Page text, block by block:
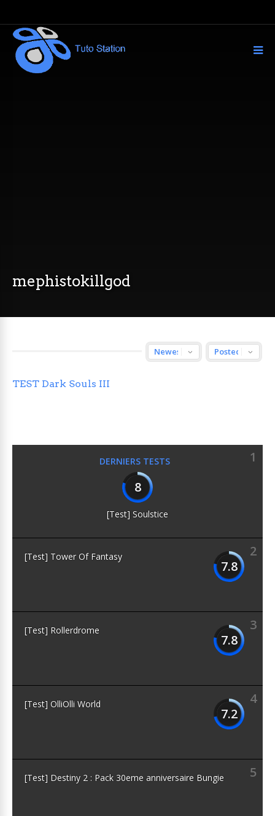
mephistokillgod
TEST Dark Souls III
DERNIERS TESTS
1
8
[Test] Soulstice
2
7.8
[Test] Tower Of Fantasy
3
7.8
[Test] Rollerdrome
4
7.2
[Test] OlliOlli World
5
[Test] Destiny 2 : Pack 30eme anniversaire Bungie